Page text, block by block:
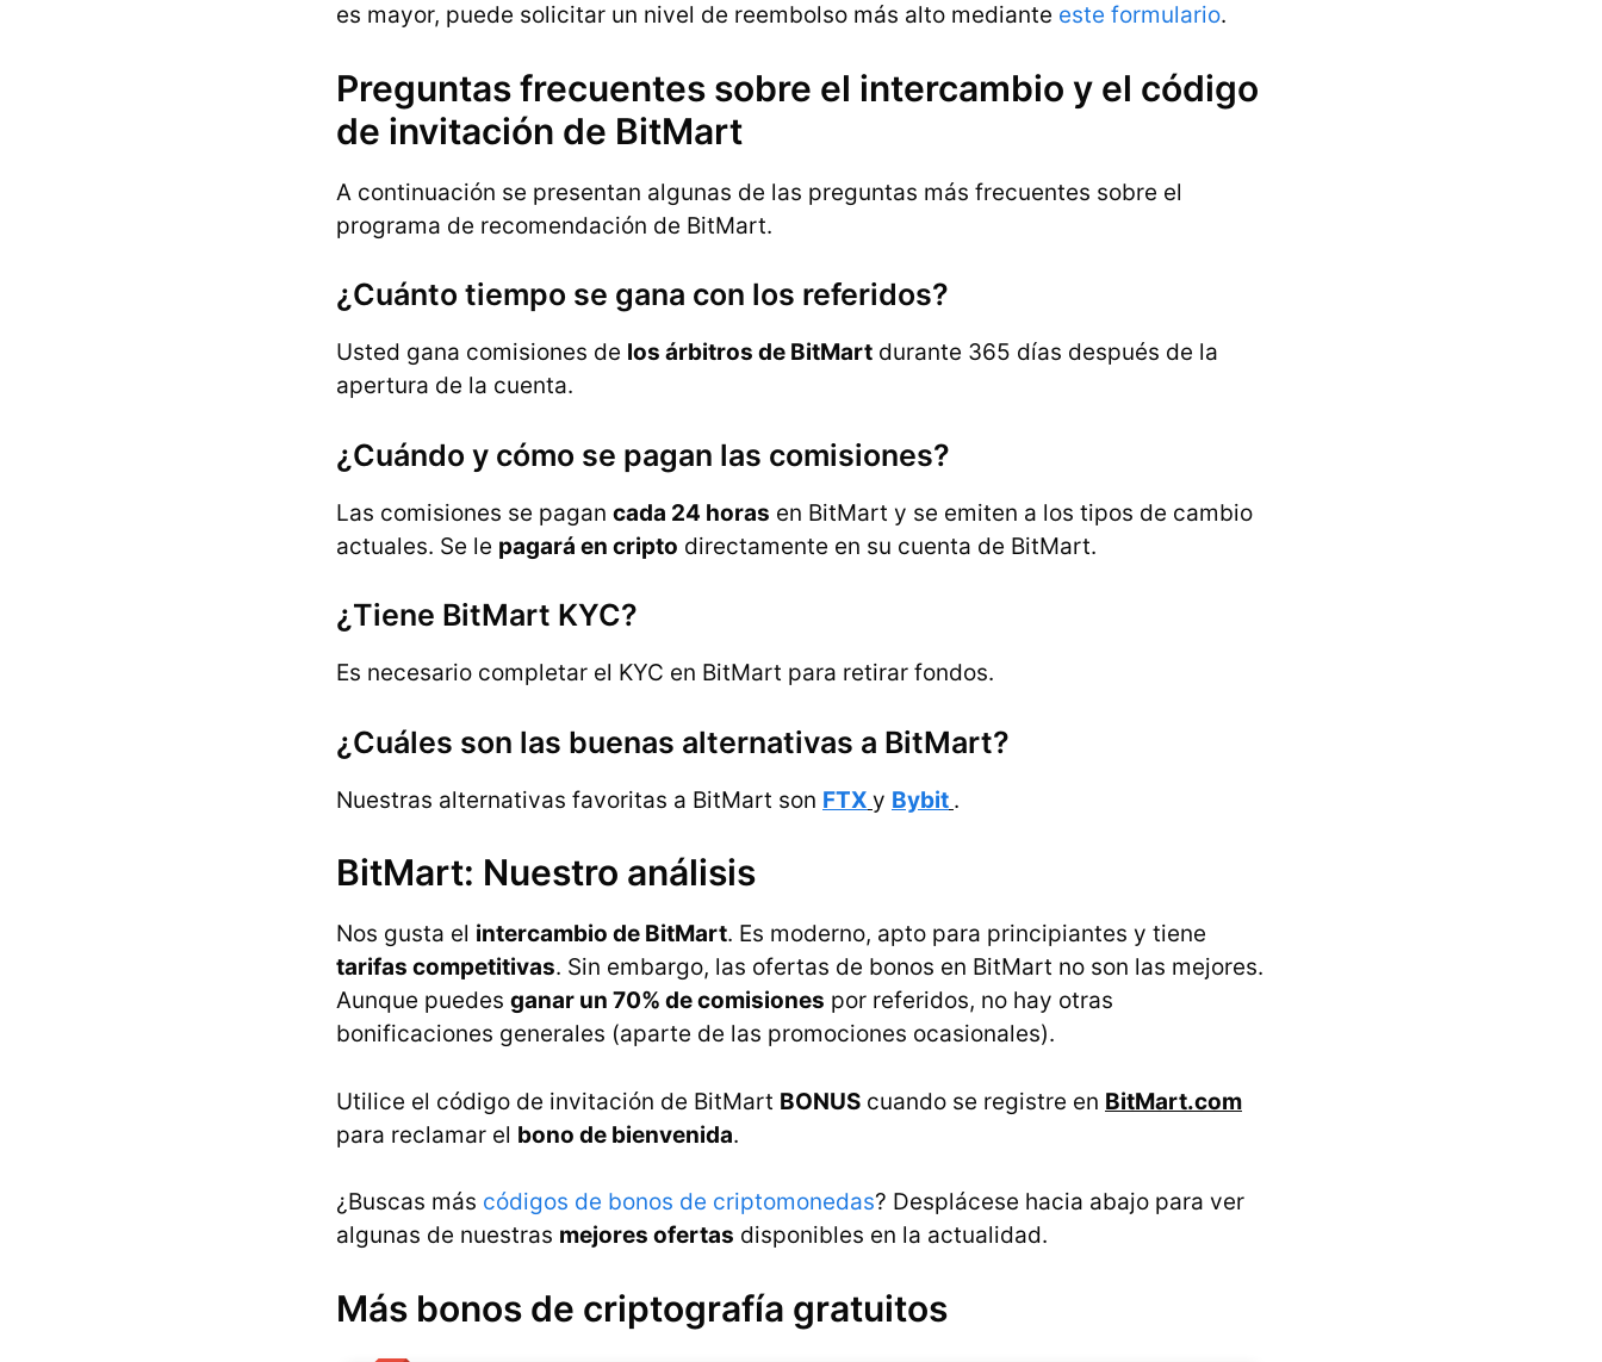
es mayor, puede solicitar un nivel de reembolso más alto mediante este formulario.
Preguntas frecuentes sobre el intercambio y el código
de invitación de BitMart
A continuación se presentan algunas de las preguntas más frecuentes sobre el
programa de recomendación de BitMart.
¿Cuánto tiempo se gana con los referidos?
Usted gana comisiones de los árbitros de BitMart durante 365 días después de la
apertura de la cuenta.
¿Cuándo y cómo se pagan las comisiones?
Las comisiones se pagan cada 24 horas en BitMart y se emiten a los tipos de cambio
actuales. Se le pagará en cripto directamente en su cuenta de BitMart.
¿Tiene BitMart KYC?
Es necesario completar el KYC en BitMart para retirar fondos.
¿Cuáles son las buenas alternativas a BitMart?
Nuestras alternativas favoritas a BitMart son FTX y Bybit .
BitMart: Nuestro análisis
Nos gusta el intercambio de BitMart. Es moderno, apto para principiantes y tiene
tarifas competitivas. Sin embargo, las ofertas de bonos en BitMart no son las mejores.
Aunque puedes ganar un 70% de comisiones por referidos, no hay otras
bonificaciones generales (aparte de las promociones ocasionales).
Utilice el código de invitación de BitMart BONUS cuando se registre en BitMart.com
para reclamar el bono de bienvenida.
¿Buscas más códigos de bonos de criptomonedas? Desplácese hacia abajo para ver
algunas de nuestras mejores ofertas disponibles en la actualidad.
Más bonos de criptografía gratuitos